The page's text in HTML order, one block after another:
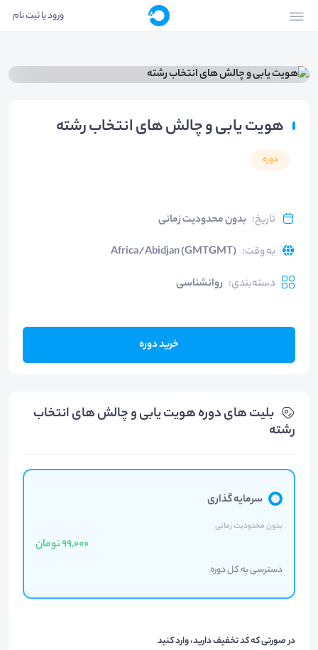
ورود یا ثبت نام
هویت یابی و چالش های انتخاب رشته
دوره
تاریخ: بدون محدودیت زمانی
به وقت:
Africa/Abidjan (GMTGMT)
دسته‌بندی: روانشناسی
خرید دوره
بلیت های دوره هویت یابی و چالش های انتخاب
رشته
سرمایه گذاری
بدون محدودیت زمانی
99,000 تومان
دسترسی به کل دوره
در صورتی که کد تخفیف دارید، وارد کنید